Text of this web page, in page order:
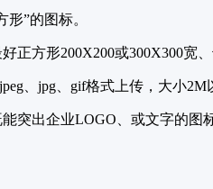
”的图标。
正方形200X200或300X300宽
、jpg、gif格式上传，大小2M
突出企业LOGO、或文字的